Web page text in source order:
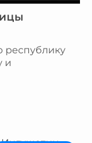
республику
и